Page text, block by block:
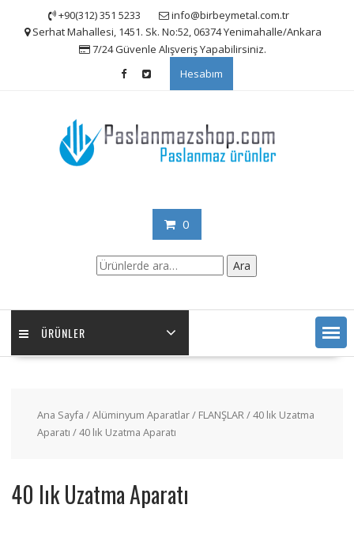
+90(312) 351 5233
info@birbeymetal.com.tr
Serhat Mahallesi, 1451. Sk. No:52, 06374 Yenimahalle/Ankara
7/24 Güvenle Alışveriş Yapabilirsiniz.
Hesabım
0
Ara: Ara
ÜRÜNLER
Ana Sayfa /Alüminyum Aparatlar/ FLANŞLAR/40 lık Uzatma
Aparatı / 40 lık Uzatma Aparatı
40 lık Uzatma Aparatı